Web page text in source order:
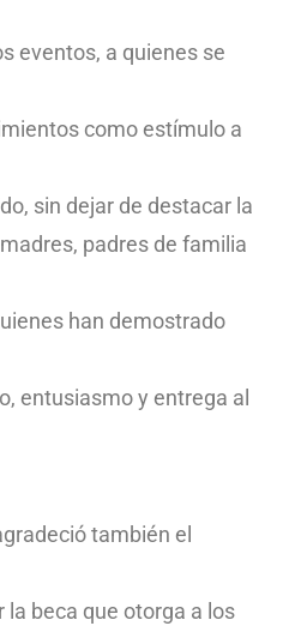
eventos, a quienes se
como estímulo a
sin dejar de destacar la
padres de familia
han demostrado
entusiasmo y entrega al
también el
la beca que otorga a los